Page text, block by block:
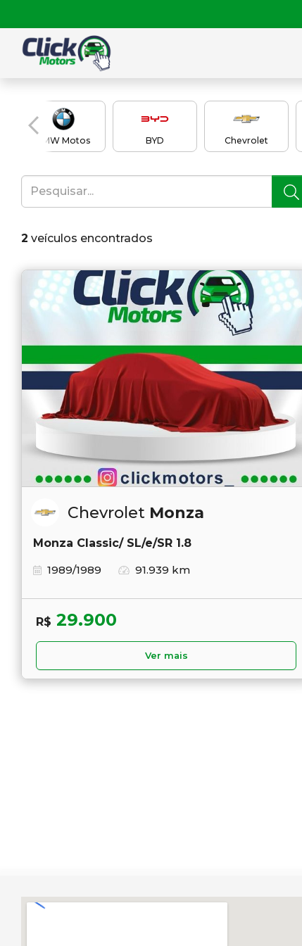
BMW Motos BYD Chevrolet
2 veículos encontrados
Chevrolet Monza
Monza Classic/ SL/e/SR 1.8
1989/1989
91.939 km
R$ 29.900
Ver mais